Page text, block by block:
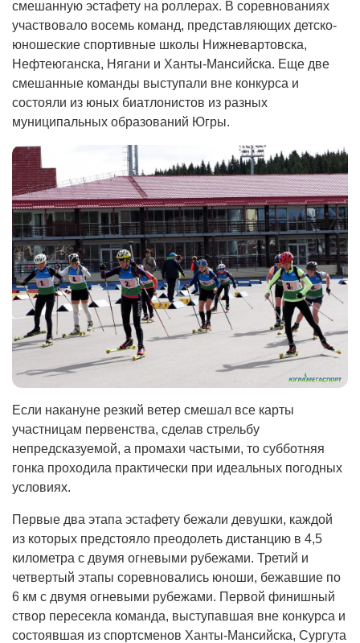
смешанную эстафету на роллерах. В соревнованиях
участвовало восемь команд, представляющих детско-
юношеские спортивные школы Нижневартовска,
Нефтеюганска, Нягани и Ханты-Мансийска. Еще две
смешанные команды выступали вне конкурса и
состояли из юных биатлонистов из разных
муниципальных образований Югры.
Если накануне резкий ветер смешал все карты
участницам первенства, сделав стрельбу
непредсказуемой, а промахи частыми, то субботняя
гонка проходила практически при идеальных погодных
условиях.
Первые два этапа эстафету бежали девушки, каждой
из которых предстояло преодолеть дистанцию в 4,5
километра с двумя огневыми рубежами. Третий и
четвертый этапы соревновались юноши, бежавшие по
6 км с двумя огневыми рубежами. Первой финишный
створ пересекла команда, выступавшая вне конкурса и
состоявшая из спортсменов Ханты-Мансийска, Сургута